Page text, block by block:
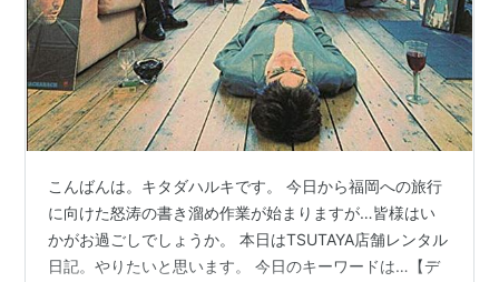
こんばんは。キタダハルキです。 今日から福岡への旅行
に向けた怒涛の書き溜め作業が始まりますが…皆様はい
かがお過ごしでしょうか。 本日はTSUTAYA店舗レンタル
日記。やりたいと思います。 今日のキーワードは…【デ